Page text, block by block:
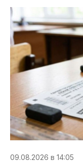
09.08.2026 в 14:05